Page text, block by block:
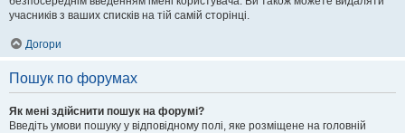
учасників з ваших списків на тій самій сторінці.
Догори
Пошук по форумах
Як мені здійснити пошук на форумі?
Введіть умови пошуку у відповідному полі, яке розміщене на головній